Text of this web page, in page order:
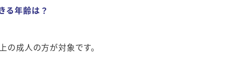
る年齢は？
の成人の方が対象です。